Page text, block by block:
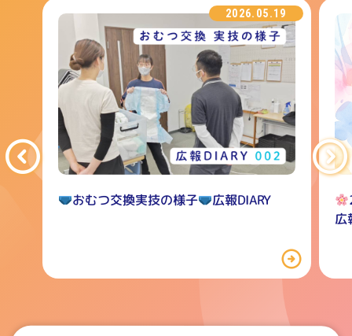
2026.05.19
おむつ交換実技の様子 広報DIARY
広